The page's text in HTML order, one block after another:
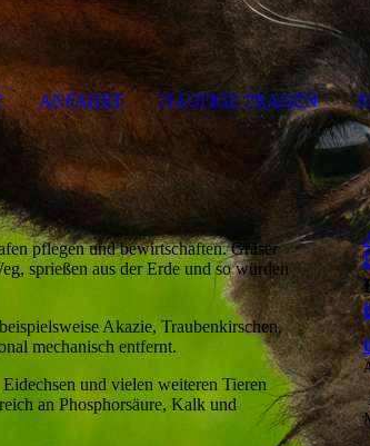
ANFAHRT HÄUFIGE FRAGEN
pflegen und bewirtschaften. Gräser
sprießen aus der Erde und so würden
Akazie, Traubenkirschen,
mechanisch entfernt.
und vielen weiteren Tieren
an Phosphorsäure, Kalk und